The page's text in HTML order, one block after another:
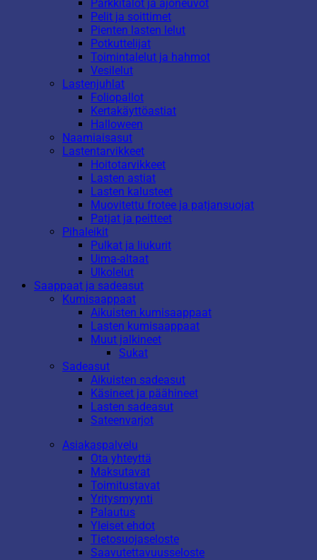
Parkkitalot ja ajoneuvot
Pelit ja soittimet
Pienten lasten lelut
Potkuttelijat
Toimintalelut ja hahmot
Vesilelut
Lastenjuhlat
Foliopallot
Kertakäyttöastiat
Halloween
Naamiaisasut
Lastentarvikkeet
Hoitotarvikkeet
Lasten astiat
Lasten kalusteet
Muovitettu frotee ja patjansuojat
Patjat ja peitteet
Pihaleikit
Pulkat ja liukurit
Uima-altaat
Ulkolelut
Saappaat ja sadeasut
Kumisaappaat
Aikuisten kumisaappaat
Lasten kumisaappaat
Muut jalkineet
Sukat
Sadeasut
Aikuisten sadeasut
Käsineet ja päähineet
Lasten sadeasut
Sateenvarjot
Asiakaspalvelu
Ota yhteyttä
Maksutavat
Toimitustavat
Yritysmyynti
Palautus
Yleiset ehdot
Tietosuojaseloste
Saavutettavuusseloste